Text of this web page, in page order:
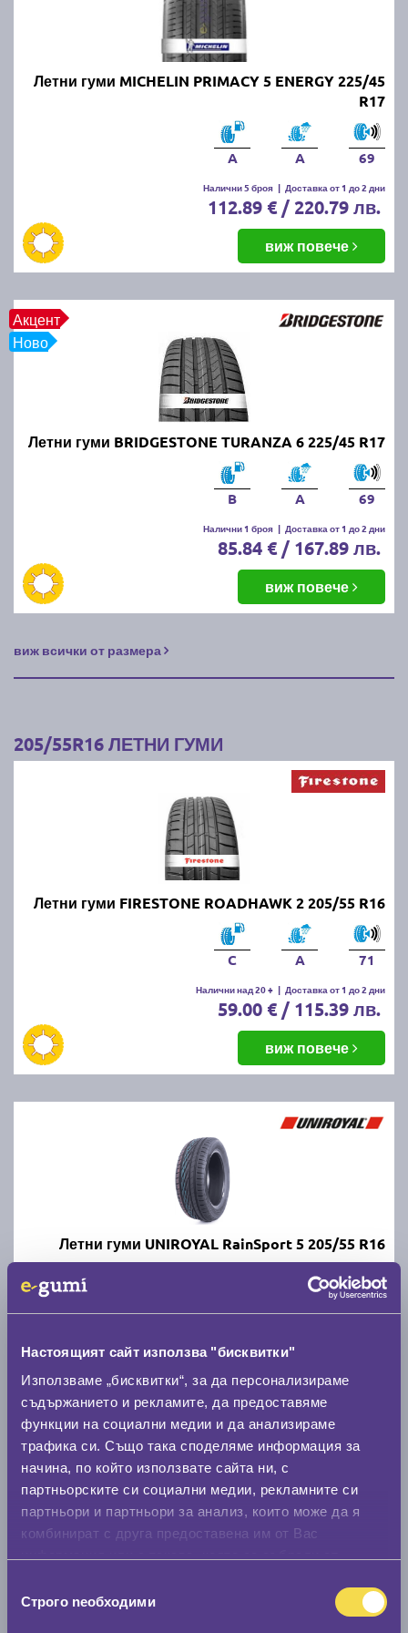
Настоящият сайт използва "бисквитки"
Използваме „бисквитки“, за да персонализираме
съдържанието и рекламите, да предоставяме
функции на социални медии и да анализираме
трафика си. Също така споделяме информация за
начина, по който използвате сайта ни, с
партньорските си социални медии, рекламните си
партньори и партньори за анализ, които може да я
комбинират с друга предоставена им от Вас
наСтрого nеобходими
безплатна доставка, но предлага експресна
доставка до всички точки на страната.
Възползвайте се от директна доставка до Варна,
Пловдив, Бургас, София, Стара Загора, Велико
Благоевград, Кюстендил, Перник, Хасково,
Силистра, Добрич и други градове.
Летни гуми MICHELIN PRIMACY 5 ENERGY 225/45
R17
A A 69
Налични 5 броя | Доставка от 1 до 2 дни
112.89 € / 220.79 лв.
виж повече
Акцент
Ново
Летни гуми BRIDGESTONE TURANZA 6 225/45 R17
B A 69
Налични 1 броя | Доставка от 1 до 2 дни
85.84 € / 167.89 лв.
виж повече
виж всички от размера
205/55R16 ЛЕТНИ ГУМИ
Летни гуми FIRESTONE ROADHAWK 2 205/55 R16
C A 71
Налични над 20 + | Доставка от 1 до 2 дни
59.00 € / 115.39 лв.
виж повече
Летни гуми UNIROYAL RainSport 5 205/55 R16
71
63.49 € / 124.18 лв.
виж повече
Летни гуми MATADOR Hectorra 5 205/55 R16